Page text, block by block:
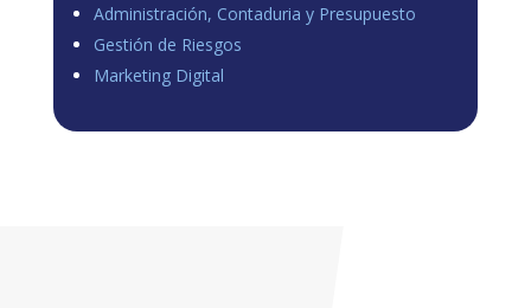
Administración, Contaduria y Presupuesto
Gestión de Riesgos
Marketing Digital